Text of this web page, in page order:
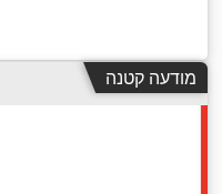
מודעה קטנה